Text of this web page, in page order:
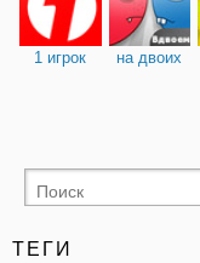
1 игрок на двоих
ТЕГИ